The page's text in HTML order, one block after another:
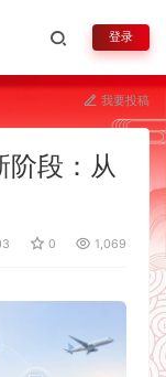
登录
我要投稿
阶段：从
0 1,069